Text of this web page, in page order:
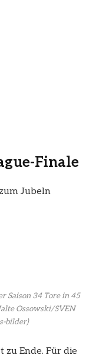
Finale
Jubeln
Saison 34 Tore in 45
Ossowski/SVEN
bilder)
zu Ende. Für die